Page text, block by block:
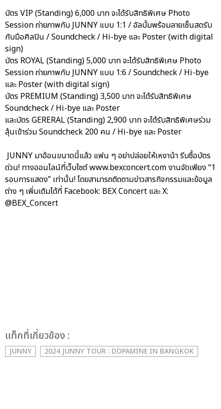
บัตร VIP (Standing) 6,000 บาท จะได้รับสิทธิพิเศษ Photo
Session ถ่ายภาพกับ JUNNY แบบ 1:1 / อัลบั้มพร้อมลายเซ็นสดรับ
กับมือศิลปิน / Soundcheck / Hi-bye และ Poster (with digital
sign)
บัตร ROYAL (Standing) 5,000 บาท จะได้รับสิทธิพิเศษ Photo
Session ถ่ายภาพกับ JUNNY แบบ 1:6 / Soundcheck / Hi-bye
และ Poster (with digital sign)
บัตร PREMIUM (Standing) 3,500 บาท จะได้รับสิทธิพิเศษ
Soundcheck / Hi-bye และ Poster
และบัตร GERERAL (Standing) 2,900 บาท จะได้รับสิทธิพิเศษร่วม
ลุ้นเข้าร่วม Soundcheck 200 คน / Hi-bye และ Poster
JUNNY มาอ้อนขนาดนี้แล้ว แฟน ๆ อย่าปล่อยให้เหงาน้า รีบซื้อบัตร
ด่วน! ทางออนไลน์ที่เว็บไซต์ www.bexconcert.com งานจัดเพียง “1
รอบการแสดง” เท่านั้น! โดยสามารถติดตามข่าวสารกิจกรรมและข้อมูล
ต่าง ๆ เพิ่มเติมได้ที่ Facebook: BEX Concert และ X:
@BEX_Concert
เเท็กที่เกี่ยวข้อง :
JUNNY 2024 JUNNY TOUR : DOPAMINE IN BANGKOK